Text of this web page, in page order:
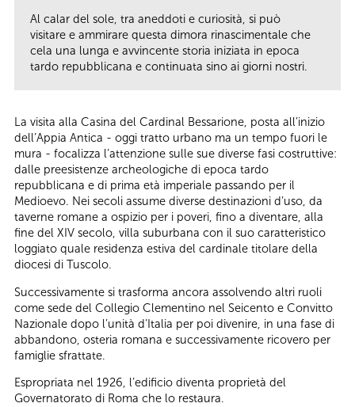
Al calar del sole, tra aneddoti e curiosità, si può
visitare e ammirare questa dimora rinascimentale che
cela una lunga e avvincente storia iniziata in epoca
tardo repubblicana e continuata sino ai giorni nostri.
La visita alla Casina del Cardinal Bessarione, posta all’inizio
dell’Appia Antica - oggi tratto urbano ma un tempo fuori le
mura - focalizza l’attenzione sulle sue diverse fasi costruttive:
dalle preesistenze archeologiche di epoca tardo
repubblicana e di prima età imperiale passando per il
Medioevo. Nei secoli assume diverse destinazioni d’uso, da
taverne romane a ospizio per i poveri, fino a diventare, alla
fine del XIV secolo, villa suburbana con il suo caratteristico
loggiato quale residenza estiva del cardinale titolare della
diocesi di Tuscolo.
Successivamente si trasforma ancora assolvendo altri ruoli
come sede del Collegio Clementino nel Seicento e Convitto
Nazionale dopo l’unità d’Italia per poi divenire, in una fase di
abbandono, osteria romana e successivamente ricovero per
famiglie sfrattate.
Espropriata nel 1926, l’edificio diventa proprietà del
Governatorato di Roma che lo restaura.